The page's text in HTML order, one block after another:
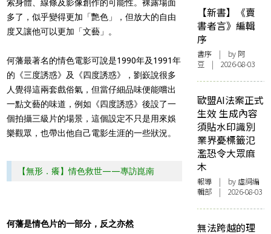
索身體、線條及影像創作的可能性。裸露場面
多了，似乎變得更加「艷色」，但放大的自由
度又讓他可以更加「文藝」。
何藩最著名的情色電影可說是1990年及1991年
的《三度誘惑》及《四度誘惑》，劉嶔說很多
人覺得這兩套戲俗氣，但當仔細品味便能嚐出
一點文藝的味道，例如《四度誘惑》後設了一
個拍攝三級片的場景，這個設定不只是用來娛
樂觀眾，也帶出他自己電影生涯的一些狀況。
【無形．癢】情色救世——專訪崑南
何藩是情色片的一部分，反之亦然
【新書】《賣
書者言》編輯
序
書序 | by 阿
豆 | 2026-08-03
歐盟AI法案正式
生效 生成內容
須貼水印識別
業界憂標籤氾
濫恐令大眾麻
木
報導 | by 虛詞編
輯部 | 2026-08-03
無法跨越的理